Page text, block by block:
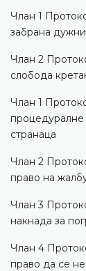
Члан 1
забрана
Члан 2
слобода
Члан 1
процедуралне
странаца
Члан 2
право на
Члан 3
накнада за
Члан 4
право да се